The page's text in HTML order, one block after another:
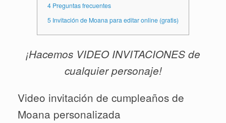
4 Preguntas frecuentes
5 Invitación de Moana para editar online (gratis)
¡Hacemos VIDEO INVITACIONES de
cualquier personaje!
Video invitación de cumpleaños de
Moana personalizada